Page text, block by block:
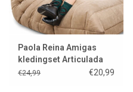
Paola Reina Amigas
kledingset Articulada
Manica
€24,99 €20,99